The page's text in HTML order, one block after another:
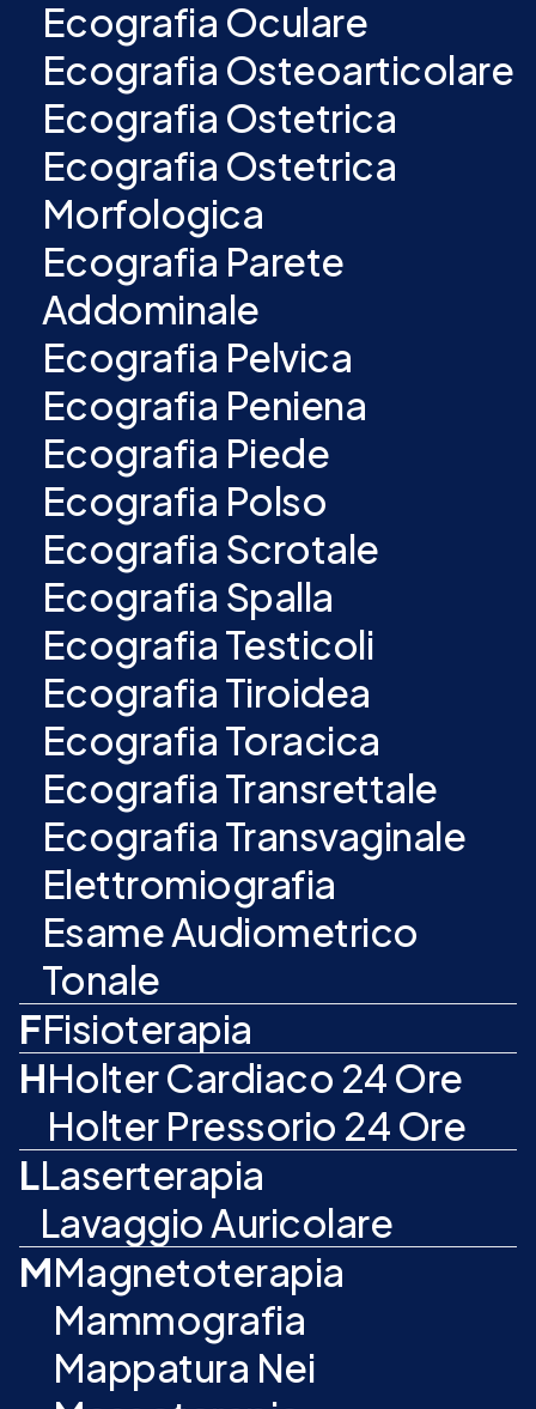
Ecografia Oculare
Ecografia Osteoarticolare
Ecografia Ostetrica
Ecografia Ostetrica
Morfologica
Ecografia Parete
Addominale
Ecografia Pelvica
Ecografia Peniena
Ecografia Piede
Ecografia Polso
Ecografia Scrotale
Ecografia Spalla
Ecografia Testicoli
Ecografia Tiroidea
Ecografia Toracica
Ecografia Transrettale
Ecografia Transvaginale
Elettromiografia
Esame Audiometrico
Tonale
FFisioterapia
HHolter Cardiaco 24 Ore
Holter Pressorio 24 Ore
LLaserterapia
Lavaggio Auricolare
MMagnetoterapia
Mammografia
Mappatura Nei